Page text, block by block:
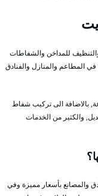
للمداخن والشفاطات
المطاعم والمنازل والفنادق
هود مطاعم هندي و باكستاني محترف 24 ساعة, بالاضافة الى تركيب شفاط
والكثير من الخدمات
والمصانع بأسعار مميزة وفي